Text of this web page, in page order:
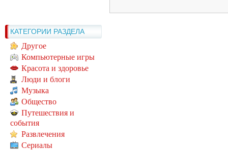
КАТЕГОРИИ РАЗДЕЛА
Другое
Компьютерные игры
Красота и здоровье
Люди и блоги
Музыка
Общество
Путешествия и
события
Развлечения
Сериалы